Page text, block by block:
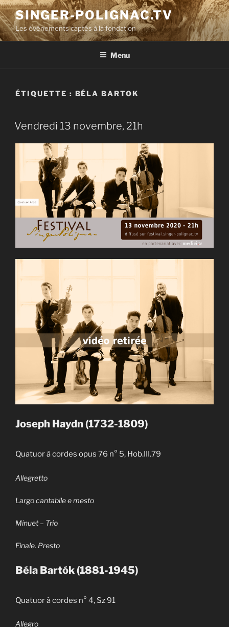
Aller
au
contenu
principal
SINGER-POLIGNAC.TV
Les événements captés à la fondation
Menu
ÉTIQUETTE : BÉLA BARTOK
Vendredi 13 novembre, 21h
Joseph Haydn (1732-1809)
Quatuor à cordes opus 76 n° 5, Hob.III.79
Allegretto
Largo cantabile e mesto
Minuet – Trio
Finale. Presto
Béla Bartók (1881-1945)
Quatuor à cordes n° 4, Sz 91
Allegro